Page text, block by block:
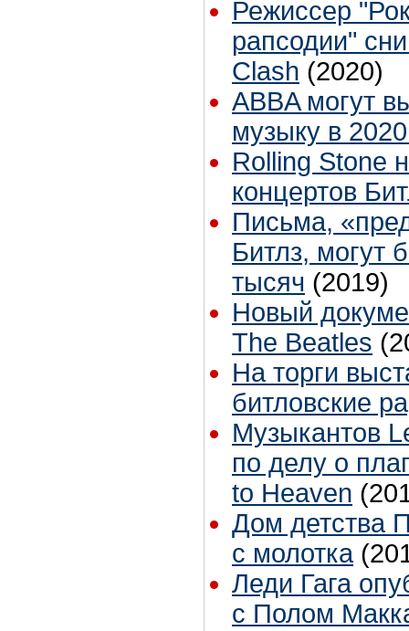
Режиссер
рапсодии"
Clash (2020)
ABBA могут
музыку в
Rolling Stone
концертов
Письма,
Битлз, могут
тысяч (2019)
Новый
The Beatles
На торги
битловские
Музыкантов
по делу о
to Heaven
Дом детства
с молотка
Леди Гага
с Полом